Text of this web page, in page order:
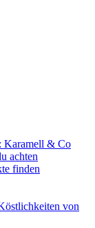
Karamell & Co
achten
finden
von